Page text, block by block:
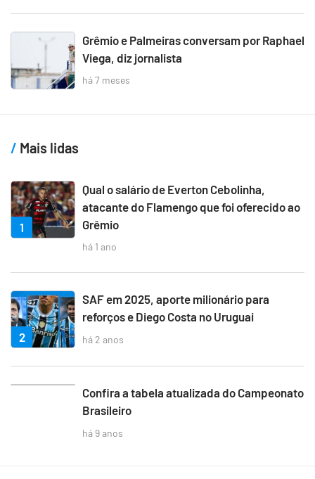
Grêmio e Palmeiras conversam por Raphael
Viega, diz jornalista
há 7 meses
Mais lidas
1
Qual o salário de Everton Cebolinha,
atacante do Flamengo que foi oferecido ao
Grêmio
há 1 ano
2
SAF em 2025, aporte milionário para
reforços e Diego Costa no Uruguai
há 2 anos
Confira a tabela atualizada do Campeonato
Brasileiro
há 9 anos